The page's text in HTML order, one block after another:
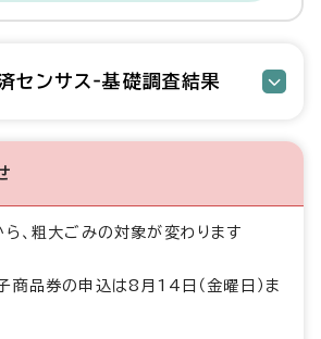
センサス‐基礎調査結果
、粗大ごみの対象が変わります
商品券の申込は8月14日（金曜日）ま